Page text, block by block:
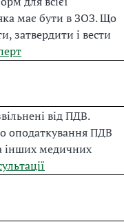
має бути в ЗОЗ. Що
затвердити і вести
від ПДВ.
оподаткування ПДВ
інших медичних